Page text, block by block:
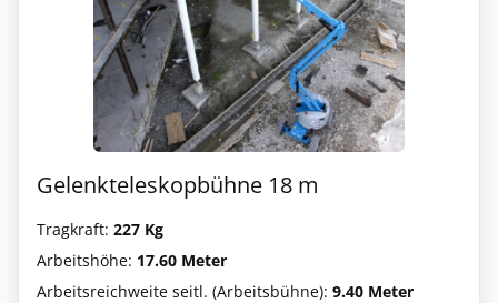
Gelenkteleskopbühne 18 m
Tragkraft: 227 Kg
Arbeitshöhe: 17.60 Meter
Arbeitsreichweite seitl. (Arbeitsbühne): 9.40 Meter